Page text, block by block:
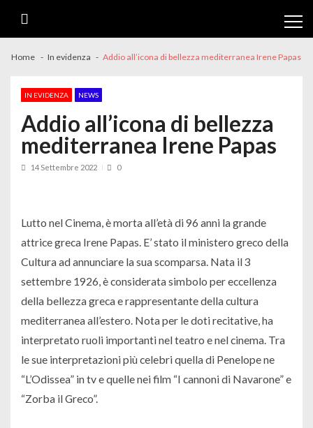
Home In evidenza Addio all’icona di bellezza mediterranea Irene Papas
IN EVIDENZA NEWS
Addio all’icona di bellezza
mediterranea Irene Papas
14 Settembre 2022 0
Lutto nel Cinema, è morta all’età di 96 anni la grande
attrice greca Irene Papas. E’ stato il ministero greco della
Cultura ad annunciare la sua scomparsa. Nata il 3
settembre 1926, è considerata simbolo per eccellenza
della bellezza greca e rappresentante della cultura
mediterranea all’estero. Nota per le doti recitative, ha
interpretato ruoli importanti nel teatro e nel cinema. Tra
le sue interpretazioni più celebri quella di Penelope ne
“L’Odissea” in tv e quelle nei film “I cannoni di Navarone” e
“Zorba il Greco”.